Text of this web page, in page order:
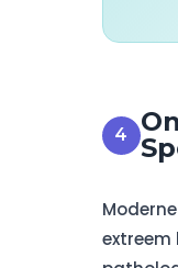
extreem